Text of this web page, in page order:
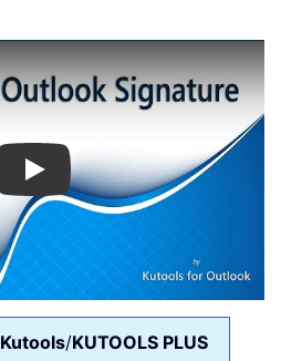
Play
Kutools/KUTOOLS PLUS